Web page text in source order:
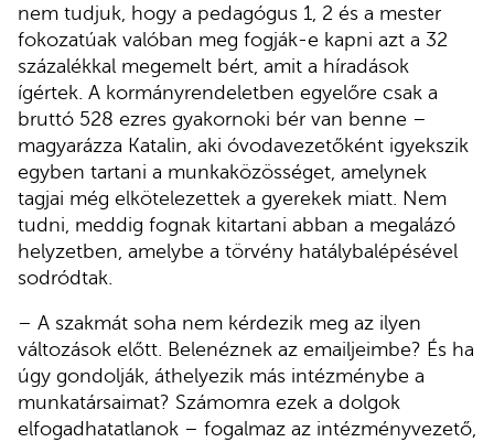
nem tudjuk, hogy a pedagógus 1, 2 és a mester
fokozatúak valóban meg fogják-e kapni azt a 32
százalékkal megemelt bért, amit a híradások
ígértek. A kormányrendeletben egyelőre csak a
bruttó 528 ezres gyakornoki bér van benne –
magyarázza Katalin, aki óvodavezetőként igyekszik
egyben tartani a munkaközösséget, amelynek
tagjai még elkötelezettek a gyerekek miatt. Nem
tudni, meddig fognak kitartani abban a megalázó
helyzetben, amelybe a törvény hatálybalépésével
sodródtak.
– A szakmát soha nem kérdezik meg az ilyen
változások előtt. Belenéznek az emailjeimbe? És ha
úgy gondolják, áthelyezik más intézménybe a
munkatársaimat? Számomra ezek a dolgok
elfogadhatatlanok – fogalmaz az intézményvezető,